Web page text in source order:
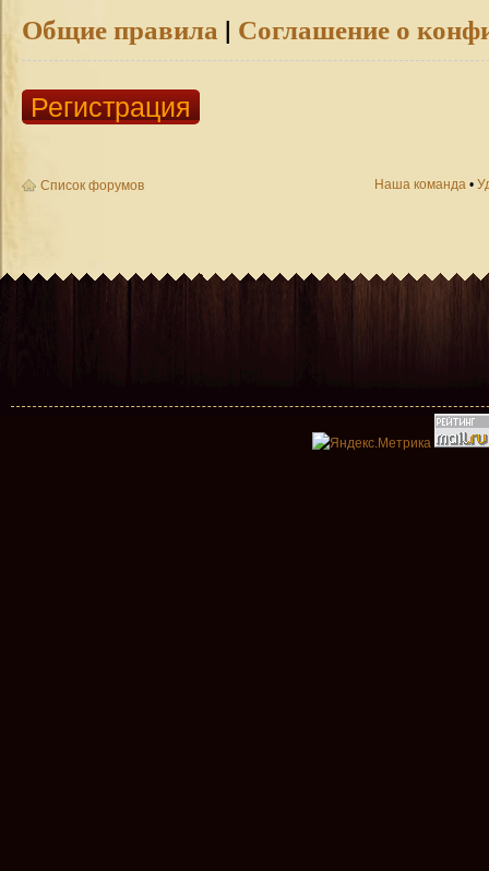
Общие правила | Соглашение о
Регистрация
Список форумов Наша команда •